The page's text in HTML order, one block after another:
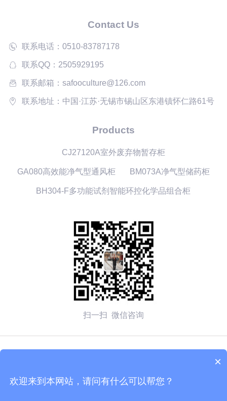
Contact Us
联系电话：0510-83787178
联系QQ：2505929195
联系邮箱：safooculture@126.com
联系地址：中国·江苏·无锡市锡山区东港镇怀仁路61号
Products
CJ27120A室外废弃物暂存柜
GA080高效能净气型通风柜 BM073A净气型储药柜
BH304-F多功能试剂智能环控化学品组合柜
扫一扫 微信咨询
技术支持：化工仪器网管理登陆 sitemap.xml
×
欢迎来到本网站，请问有什么可以帮您？